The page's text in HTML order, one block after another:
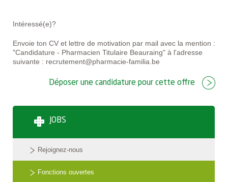
Intéressé(e)?
Envoie ton CV et lettre de motivation par mail avec la mention :
"Candidature - Pharmacien Titulaire Beauraing" à l'adresse
suivante : recrutement@pharmacie-familia.be
Déposer une candidature pour cette offre
JOBS
Rejoignez-nous
Fonctions ouvertes